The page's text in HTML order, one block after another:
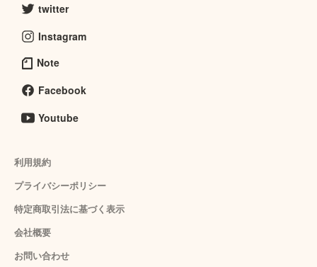
twitter
Instagram
Note
Facebook
Youtube
利用規約
プライバシーポリシー
特定商取引法に基づく表示
会社概要
お問い合わせ